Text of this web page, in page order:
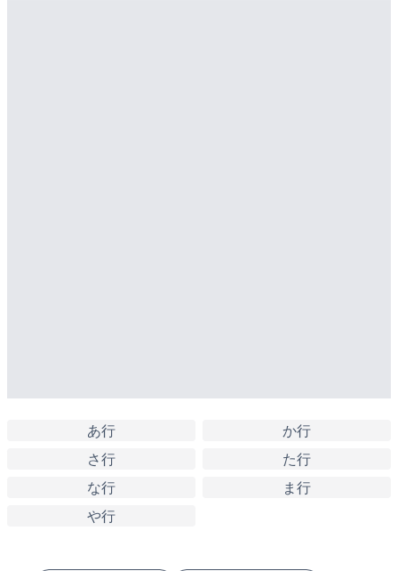
あ行
か行
さ行
た行
な行
ま行
や行